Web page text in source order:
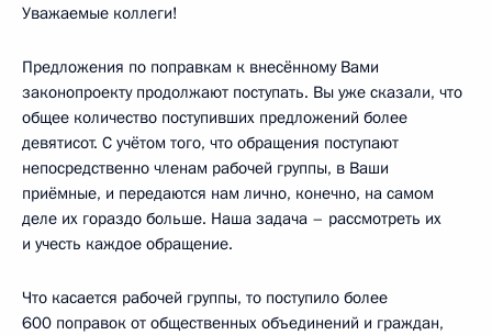
Уважаемые коллеги!
Предложения по поправкам к внесённому Вами
законопроекту продолжают поступать. Вы уже сказали, что
общее количество поступивших предложений более
девятисот. С учётом того, что обращения поступают
непосредственно членам рабочей группы, в Ваши
приёмные, и передаются нам лично, конечно, на самом
деле их гораздо больше. Наша задача – рассмотреть их
и учесть каждое обращение.
Что касается рабочей группы, то поступило более
600 поправок от общественных объединений и граждан,